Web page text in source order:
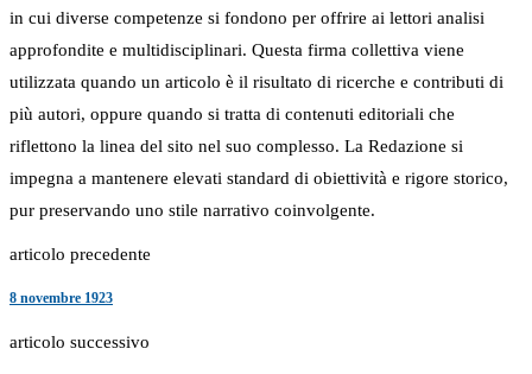
in cui diverse competenze si fondono per offrire ai lettori analisi
approfondite e multidisciplinari. Questa firma collettiva viene
utilizzata quando un articolo è il risultato di ricerche e contributi di
più autori, oppure quando si tratta di contenuti editoriali che
riflettono la linea del sito nel suo complesso. La Redazione si
impegna a mantenere elevati standard di obiettività e rigore storico,
pur preservando uno stile narrativo coinvolgente.
articolo precedente
8 novembre 1923
articolo successivo